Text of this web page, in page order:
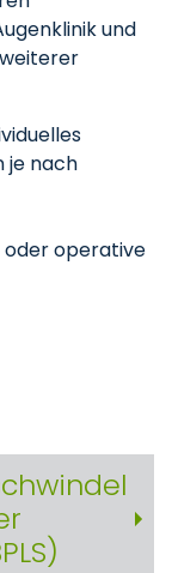
und
je nach
oder operative